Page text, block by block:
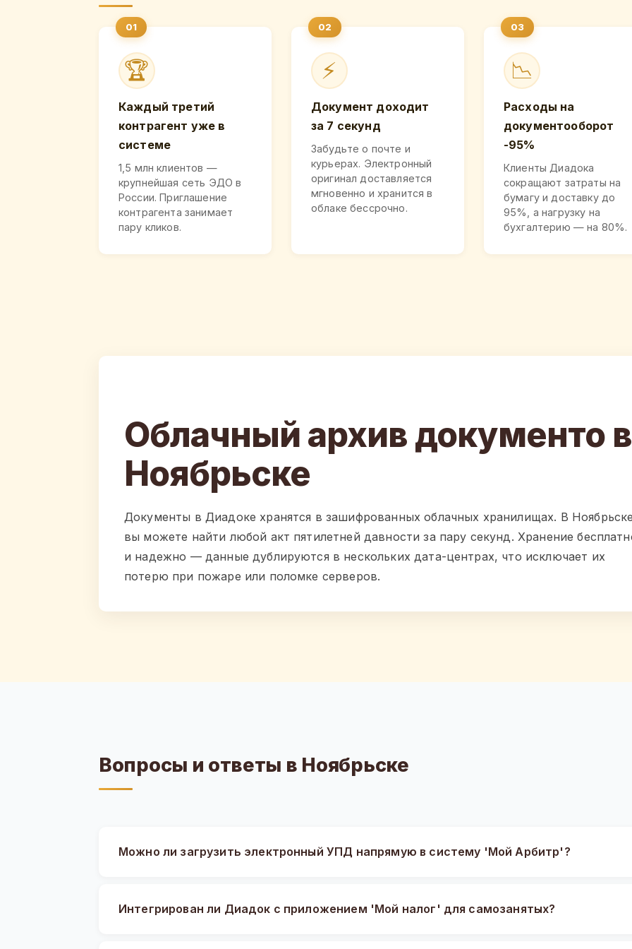
🏆
Каждый третий
контрагент уже в
системе
1,5 млн клиентов —
крупнейшая сеть ЭДО в
России. Приглашение
контрагента занимает
пару кликов.
⚡
Документ доходит
за 7 секунд
Забудьте о почте и
курьерах. Электронный
оригинал доставляется
мгновенно и хранится в
облаке бессрочно.
📉
Расходы на
документооборот
-95%
Клиенты Диадока
сокращают затраты на
бумагу и доставку до
95%, а нагрузку на
бухгалтерию — на 80%.
Облачный архив документо в
Ноябрьске
Документы в Диадоке хранятся в зашифрованных облачных хранилищах. В
вы можете найти любой акт пятилетней давности за пару секунд. Хранение
и надежно — данные дублируются в нескольких дата-центрах, что исключает их
потерю при пожаре или поломке серверов.
Вопросы и ответы в Ноябрьске
Можно ли загрузить электронный УПД напрямую в систему 'Мой Арбитр'?
Интегрирован ли Диадок с приложением 'Мой налог' для самозанятых?